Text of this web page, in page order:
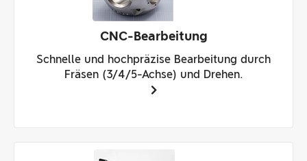
CNC-Bearbeitung
Schnelle und hochpräzise Bearbeitung durch
Fräsen (3/4/5-Achse) und Drehen.